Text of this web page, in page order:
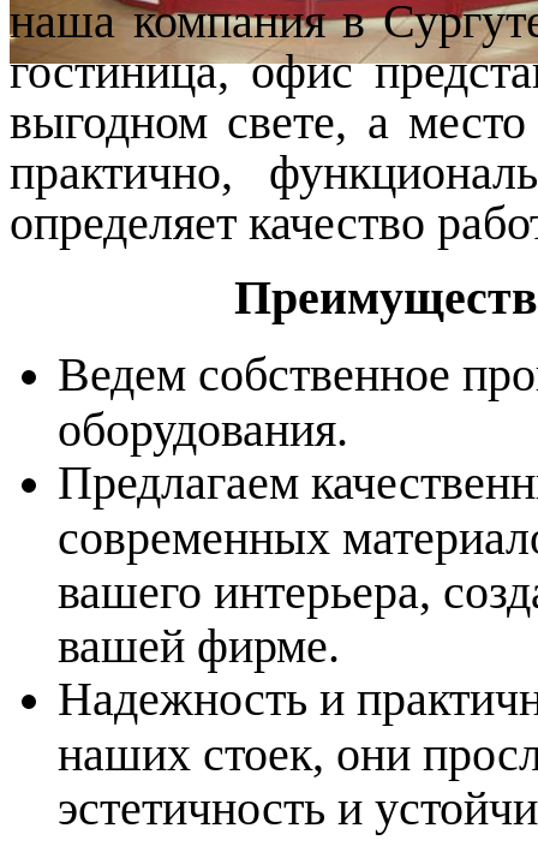
наша компания в
гостиница, офис
выгодном свете, а место
практично,
определяет качество
Ведем собственное
оборудования.
Предлагаем
современных
вашего интерьера,
вашей фирме.
Надежность и
наших стоек, они
эстетичность и